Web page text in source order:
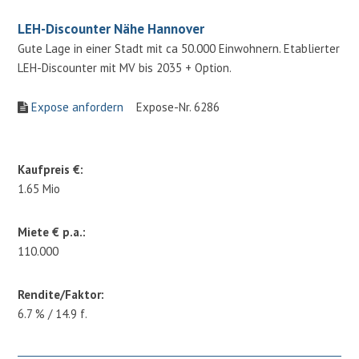
LEH-Discounter Nähe Hannover
Gute Lage in einer Stadt mit ca 50.000 Einwohnern. Etablierter
LEH-Discounter mit MV bis 2035 + Option.
Expose anfordern Expose-Nr. 6286
Kaufpreis €:
1.65 Mio
Miete € p.a.:
110.000
Rendite/Faktor:
6.7 % / 14.9 f.